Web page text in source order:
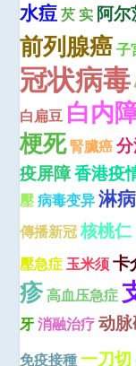
水痘 芡 实 阿尔
前列腺癌 子
冠状病毒
白扁豆 白内
梗死腎臟癌
疫屏障香港疫
壓 病毒变异 淋病
傳播新冠 核桃仁
壓急症玉米须 卡
疹高血压急症
牙 消融治疗 动
免疫接種 一刀切